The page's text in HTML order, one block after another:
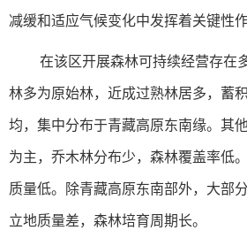
减缓和适应气候变化中发挥着关键性作
在该区开展森林可持续经营存在
林多为原始林，近成过熟林居多，蓄
均，集中分布于青藏高原东南缘。其
为主，乔木林分布少，森林覆盖率低
质量低。除青藏高原东南部外，大部
立地质量差，森林培育周期长。